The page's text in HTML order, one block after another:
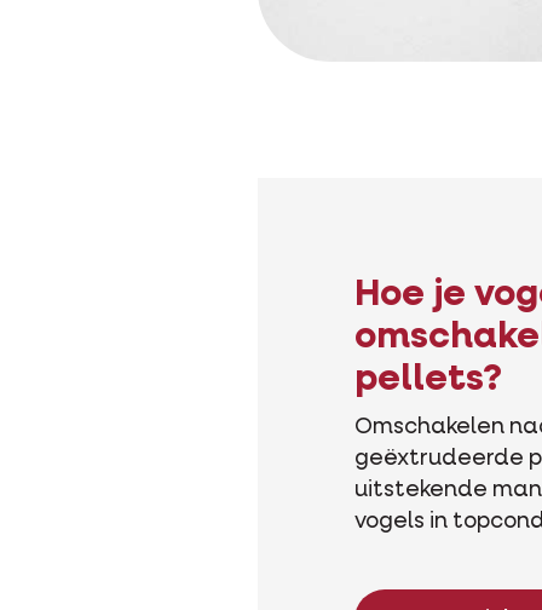
Hoe je
pellets?
Omschakelen
geëxtrudeerde
uitstekende
vogels in